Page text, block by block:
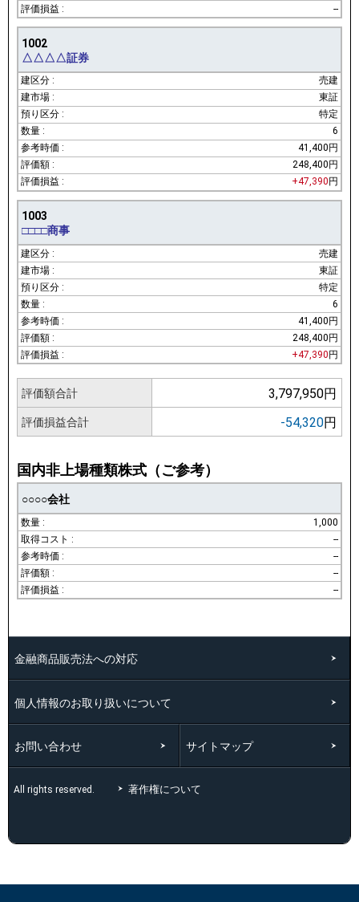
--
1002
△△△△証券
売建
東証
特定
6
41,400円
248,400円
+47,390 円
1003
□□□□商事
売建
東証
特定
6
41,400円
248,400円
+47,390 円
評価額合計 3,797,950円
評価損益合計 -54,320円
国内非上場種類株式（ご参考）
○○○○会社
1,000
--
--
--
--
金融商品販売法への対応
個人情報のお取り扱いについて
お問い合わせ サイトマップ
All rights reserved. 著作権について